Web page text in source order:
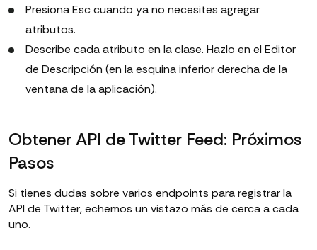
Presiona Esc cuando ya no necesites agregar
atributos.
Describe cada atributo en la clase. Hazlo en el Editor
de Descripción (en la esquina inferior derecha de la
ventana de la aplicación).
Obtener API de Twitter Feed: Próximos
Pasos
Si tienes dudas sobre varios endpoints para registrar la
API de Twitter, echemos un vistazo más de cerca a cada
uno.